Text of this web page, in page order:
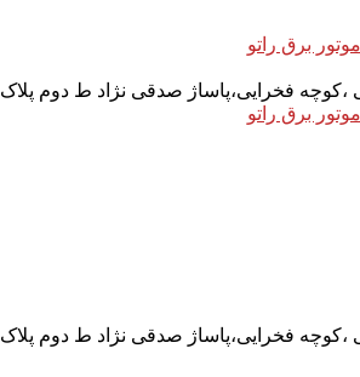
فخرایی،پاساژ صدقی نژاد ط دوم پلاک ۹۷
فخرایی،پاساژ صدقی نژاد ط دوم پلاک ۹۷